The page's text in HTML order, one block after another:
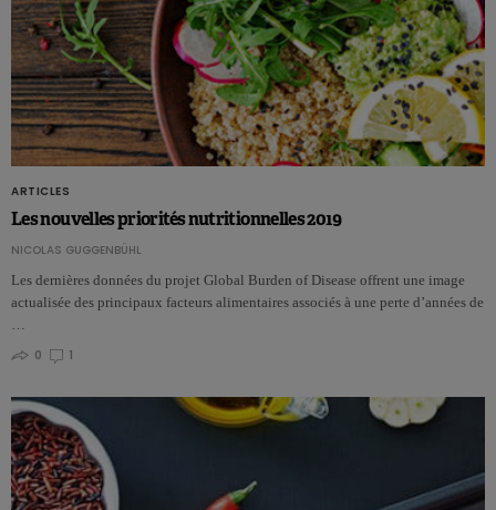
ARTICLES
Les nouvelles priorités nutritionnelles 2019
NICOLAS GUGGENBÜHL
Les dernières données du projet Global Burden of Disease offrent une image
actualisée des principaux facteurs alimentaires associés à une perte d’années de
…
0
1